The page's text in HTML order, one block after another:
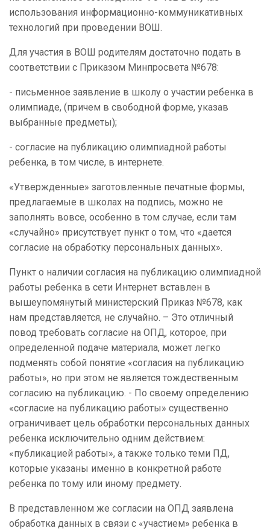
использования информационно-коммуникативных
технологий при проведении ВОШ.
Для участия в ВОШ родителям достаточно подать в
соответствии с Приказом Минпросвета №678:
- письменное заявление в школу о участии ребенка в
олимпиаде, (причем в свободной форме, указав
выбранные предметы);
- согласие на публикацию олимпиадной работы
ребенка, в том числе, в интернете.
«Утвержденные» заготовленные печатные формы,
предлагаемые в школах на подпись, можно не
заполнять вовсе, особенно в том случае, если там
«случайно» присутствует пункт о том, что «дается
согласие на обработку персональных данных».
Пункт о наличии согласия на публикацию олимпиадной
работы ребенка в сети Интернет вставлен в
вышеупомянутый министерский Приказ №678, как
нам представляется, не случайно. – Это отличный
повод требовать согласие на ОПД, которое, при
определенной подаче материала, может легко
подменять собой понятие «согласия на публикацию
работы», но при этом не является тождественным
согласию на публикацию. - По своему определению
«согласие на публикацию работы» существенно
ограничивает цель обработки персональных данных
ребенка исключительно одним действием:
«публикацией работы», а также только теми ПД,
которые указаны именно в конкретной работе
ребенка по тому или иному предмету.
В представленном же согласии на ОПД заявлена
обработка данных в связи с «участием» ребенка в